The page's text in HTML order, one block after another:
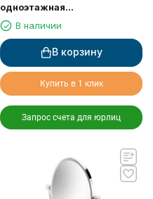
одноэтажная
хромированная 75260
В наличии
В корзину
Купить в 1 клик
Запрос счета для юрлиц